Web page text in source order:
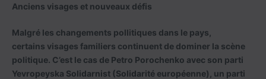
Anciens visages et nouveaux défis
Malgré les changements pollitiques dans le pays,
certains visages familiers continuent de dominer la scène
politique. C’est le cas de Petro Porochenko avec son parti
Yevropeyska Solidarnist (Solidarité européenne), un parti